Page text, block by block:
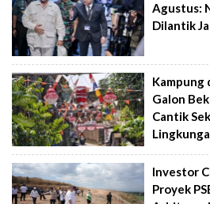
Agustus:
Dilantik
Kampung
Galon
Cantik
Investor
Proyek